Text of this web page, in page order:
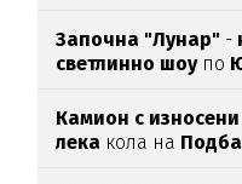
Започна "Лунар" -
светлинно шоупо
Камион с износени
лека кола на